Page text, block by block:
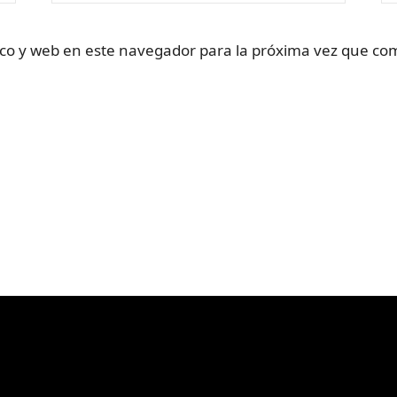
y web en este navegador para la próxima vez que